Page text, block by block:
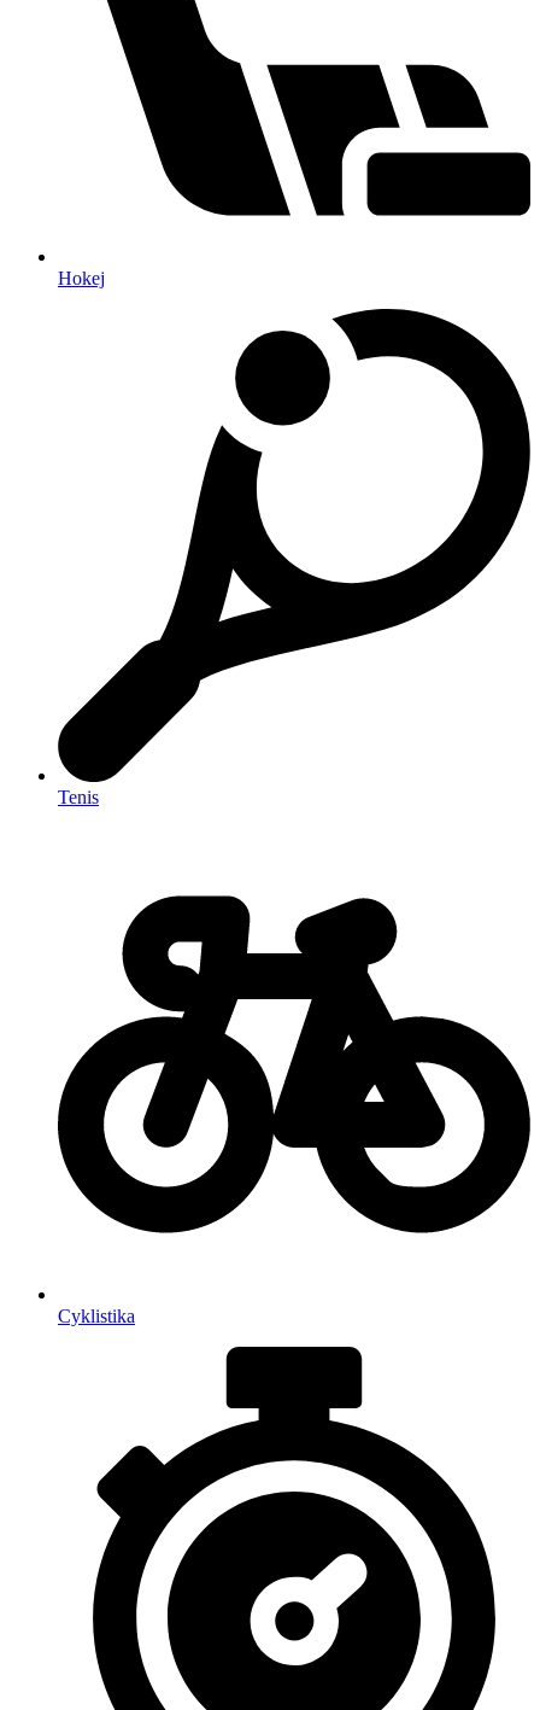
Hokej
Tenis
Cyklistika